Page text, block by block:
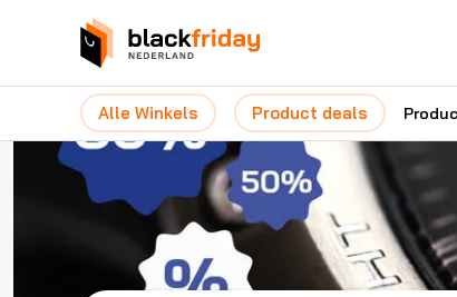
Alle Winkels Product deals